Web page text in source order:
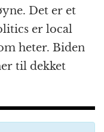
Det er et
er local
heter. Biden
til dekket